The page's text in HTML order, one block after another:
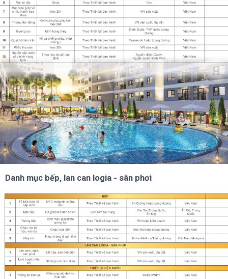
Danh mục bếp, lan can logia - sân phơi